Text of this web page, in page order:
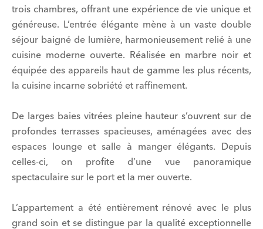
trois chambres, offrant une expérience de vie unique et
généreuse. L’entrée élégante mène à un vaste double
séjour baigné de lumière, harmonieusement relié à une
cuisine moderne ouverte. Réalisée en marbre noir et
équipée des appareils haut de gamme les plus récents,
la cuisine incarne sobriété et raffinement.
De larges baies vitrées pleine hauteur s’ouvrent sur de
profondes terrasses spacieuses, aménagées avec des
espaces lounge et salle à manger élégants. Depuis
celles-ci, on profite d’une vue panoramique
spectaculaire sur le port et la mer ouverte.
L’appartement a été entièrement rénové avec le plus
grand soin et se distingue par la qualité exceptionnelle